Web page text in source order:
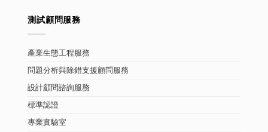
測試顧問服務
產業生態工程服務
問題分析與除錯支援顧問服務
設計顧問諮詢服務
標準認證
專業實驗室